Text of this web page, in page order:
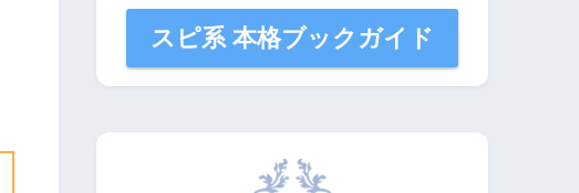
スピ系 本格ブックガイド